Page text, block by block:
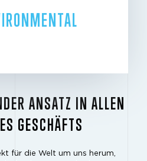
ANSATZ IN ALLEN
GESCHÄFTS
für die Welt um uns herum,